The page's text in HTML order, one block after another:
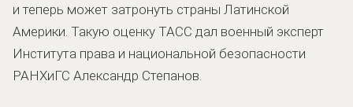
и теперь может затронуть страны Латинской
Америки. Такую оценку ТАСС дал военный эксперт
Института права и национальной безопасности
РАНХиГС Александр Степанов.